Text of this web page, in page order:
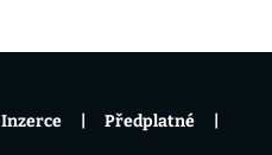
Inzerce Předplatné